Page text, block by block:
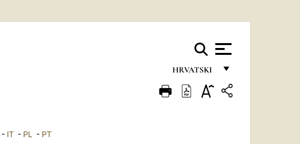
HRVATSKI
FRANÇAIS
IT- PL- PT